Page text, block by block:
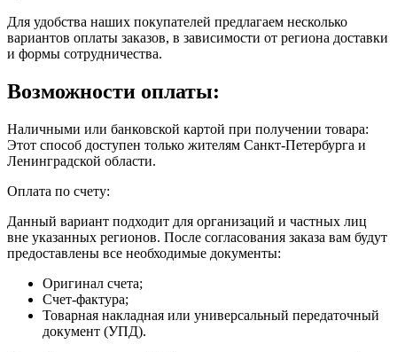
Для удобства наших покупателей предлагаем несколько
вариантов оплаты заказов, в зависимости от региона доставки
и формы сотрудничества.
Возможности оплаты:
Наличными или банковской картой при получении товара:
Этот способ доступен только жителям Санкт-Петербурга и
Ленинградской области.
Оплата по счету:
Данный вариант подходит для организаций и частных лиц
вне указанных регионов. После согласования заказа вам будут
предоставлены все необходимые документы:
Оригинал счета;
Счет-фактура;
Товарная накладная или универсальный передаточный
документ (УПД).